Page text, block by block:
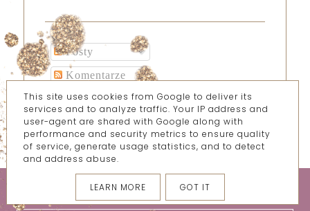
Posty
Komentarze
This site uses cookies from Google to deliver its
services and to analyze traffic. Your IP address and
user-agent are shared with Google along with
performance and security metrics to ensure quality
of service, generate usage statistics, and to detect
and address abuse.
LEARN MORE GOT IT